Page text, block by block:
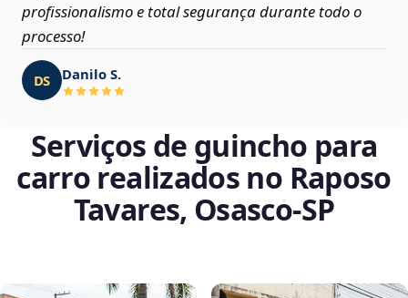
profissionalismo e total segurança durante todo o
processo!
DS Danilo S.
Serviços de guincho para
carro realizados no Raposo
Tavares, Osasco‑SP